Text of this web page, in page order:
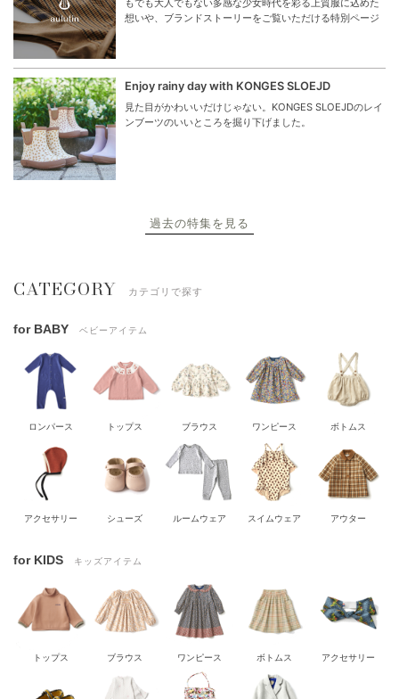
想いや、ブランドストーリーをご覧いただける特別ページ
Enjoy rainy day with KONGES SLOEJD
見た目がかわいいだけじゃない。KONGES SLOEJDのレイ
ンブーツのいいところを掘り下げました。
過去の特集を見る
CATEGORY カテゴリで探す
for BABY ベビーアイテム
ロンパース トップス ブラウス ワンピース ボトムス
アクセサリー シューズ ルームウェア スイムウェア アウター
for KIDS キッズアイテム
トップス ブラウス ワンピース ボトムス アクセサリー